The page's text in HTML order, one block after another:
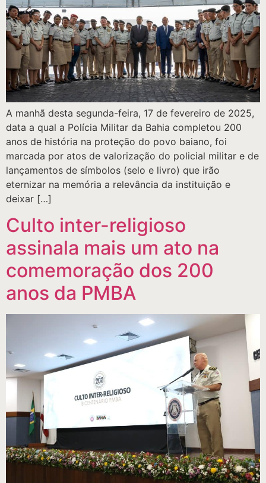
A manhã desta segunda-feira, 17 de fevereiro de 2025,
data a qual a Polícia Militar da Bahia completou 200
anos de história na proteção do povo baiano, foi
marcada por atos de valorização do policial militar e de
lançamentos de símbolos (selo e livro) que irão
eternizar na memória a relevância da instituição e
deixar […]
Culto inter-religioso
assinala mais um ato na
comemoração dos 200
anos da PMBA